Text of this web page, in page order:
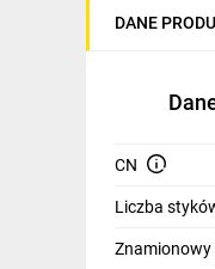
Dom i ogród
DANE
CN
Liczba
Znamionowy